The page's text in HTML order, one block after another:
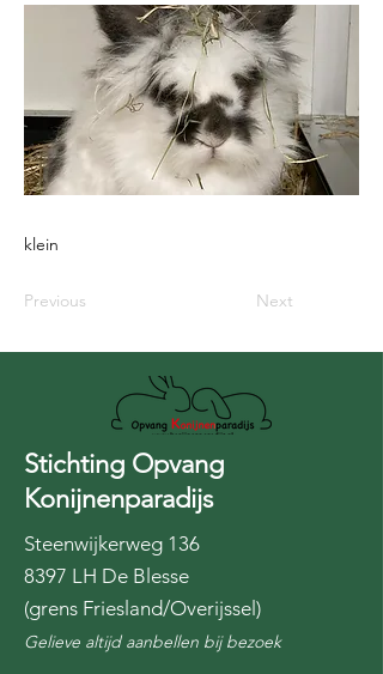
klein
Previous Next
Stichting Opvang
Konijnenparadijs
Steenwijkerweg 136
8397 LH De Blesse
(grens Friesland/Overijssel)
Gelieve altijd aanbellen bij bezoek